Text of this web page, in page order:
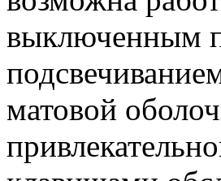
выключенным
матовой